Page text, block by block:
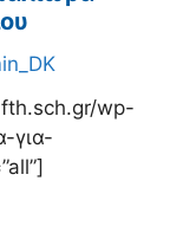
wp-
για-